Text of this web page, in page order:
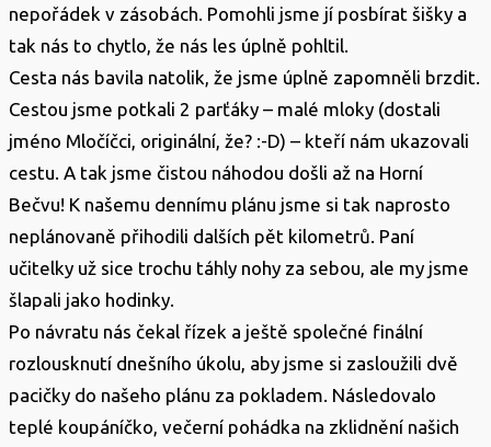
nepořádek v zásobách. Pomohli jsme jí posbírat šišky a
tak nás to chytlo, že nás les úplně pohltil.
Cesta nás bavila natolik, že jsme úplně zapomněli brzdit.
Cestou jsme potkali 2 parťáky – malé mloky (dostali
jméno Mločíčci, originální, že? :-D) – kteří nám ukazovali
cestu. A tak jsme čistou náhodou došli až na Horní
Bečvu! K našemu dennímu plánu jsme si tak naprosto
neplánovaně přihodili dalších pět kilometrů. Paní
učitelky už sice trochu táhly nohy za sebou, ale my jsme
šlapali jako hodinky.
Po návratu nás čekal řízek a ještě společné finální
rozlousknutí dnešního úkolu, aby jsme si zasloužili dvě
pacičky do našeho plánu za pokladem. Následovalo
teplé koupáníčko, večerní pohádka na zklidnění našich